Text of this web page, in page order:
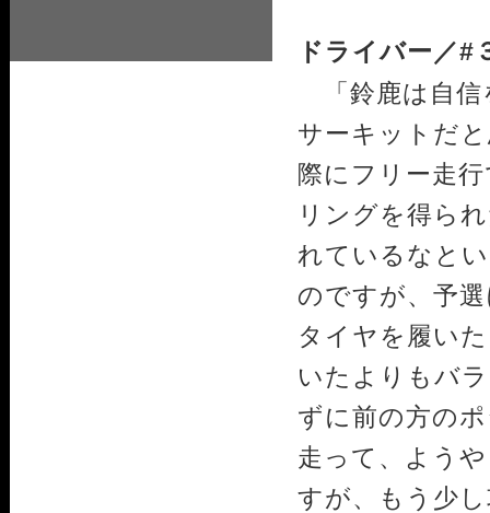
ドライバー／
「鈴鹿は自信
サーキットだ
際にフリー走
リングを得ら
れているなと
のですが、予
タイヤを履い
いたよりもバ
ずに前の方の
走って、よう
すが、もう少